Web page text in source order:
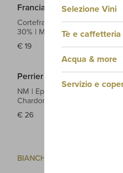
Selezione Vini
Tè e caffetteria
Acqua & more
Servizio e
Franciacorta Docg
Cortefranca
Chardonnay
30%
Magnum
2017
€ 19
Perrier Jouet Champagne
NM Epernay
Pinot Noir
Chardonnay 20%
€ 26
BIANCHI